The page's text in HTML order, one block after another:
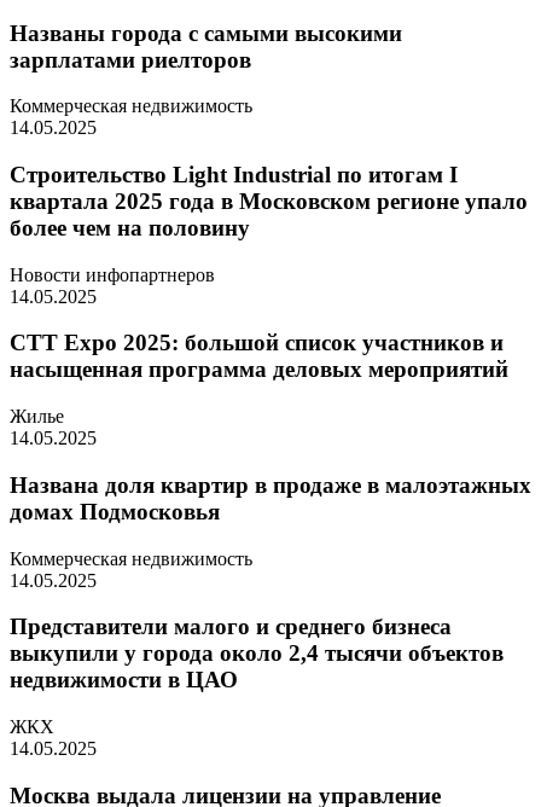
Названы города с самыми высокими
зарплатами риелторов
Коммерческая недвижимость
14.05.2025
Строительство Light Industrial по итогам I
квартала 2025 года в Московском регионе упало
более чем на половину
Новости инфопартнеров
14.05.2025
CTT Expo 2025: большой список участников и
насыщенная программа деловых мероприятий
Жилье
14.05.2025
Названа доля квартир в продаже в малоэтажных
домах Подмосковья
Коммерческая недвижимость
14.05.2025
Представители малого и среднего бизнеса
выкупили у города около 2,4 тысячи объектов
недвижимости в ЦАО
ЖКХ
14.05.2025
Москва выдала лицензии на управление